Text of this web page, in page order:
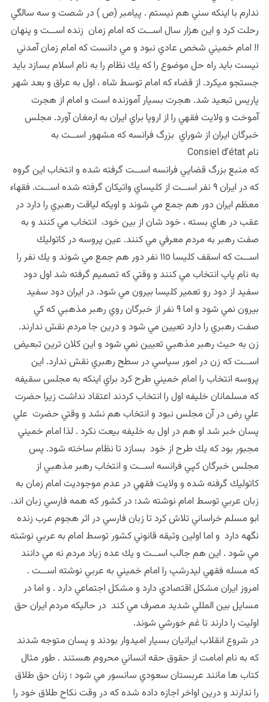
ندارم با اينكه سني هم نيستم . پيامبر (ص ) در شصت و سه سالگي
رحلت كرد و اين هزار سال اســت كه امام زمان زنده اســت و پنهان
!! امام خميني شخص عادي نبود و مي دانست كه امام زمان آمدني
نيست بايد راه حل موضوع را كه يك نظام را به نام اسلام بسازد بايد
جستجو ميكرد. از قضاء كه امام توسط شاه ، اول به عراق و بعد شهر
پاريس تبعيد شد. هجرت بسيار آموزنده است و امام از هجرت
آموخت و ولايت فقهي را از اروپا براي ايران به ارمغان آورد. مجلس
خبرگان ايران از شوراي بزرگ فرانسه كه مشهور اســت به
نام Consiel d’état
كه منبع بزرگ قضايي فرانسه اســت گرفته شده و انتخاب اين گروه
كه در ايران ٩ نفر اســت از كليساي واتيكان گرفته شده اســت. فقهاء
معظم ايران دور هم جمع مي شوند و اويكه لياقت رهبري را دارد در
عقب در هاي بسته ، خود شان از بين خود، انتخاب مي كنند و به
صفت رهبر به مردم معرفي مي كنند. عين پروسه در كاتوليك
اســت كه اسقف كليسا ١١٥ نفر دور هم جمع مي شوند و يك نفر را
به نام پاپ انتخاب مي كنند و وقتي كه تصميم گرفته شد اول دود
سفيد از دود رو تعمير كليسا بيرون مي شود. در ايران دود سفيد
بيرون نمي شود و اما ٩ نفر از خبرگان روي رهبر مذهبي كه كي
صفت رهبري را دارد تعيين مي شود و درين جا مردم نقش ندارند.
زن به حيث رهبر مذهبي تعيين نمي شود و اين كلان ترين تبعيض
اســت كه زن در امور سياسي در سطح رهبري نقش ندارد. اين
پروسه انتخاب را امام خميني طرح كرد براي اينكه به مجلس سقيفه
كه مسلمانان خليفه اول را انتخاب كردند اعتقاد نداشت زيرا حضرت
علي رض در آن مجلس نبود و انتخاب هم نشد و وقتي حضرت علي
پسان خبر شد او هم در اول به خليفه بيعت نكرد . لذا امام خميني
مجبور بود كه يك طرح از خود بسازد تا نظام ساخته شود. پس
مجلس خبرگان كپي فرانسه اســت و انتخاب رهبر مذهبي از
كاتوليك گرفنه شده و ولايت فقهي در عدم موجوديت امام زمان به
زبان عربي توسط امام نوشته شد؛ در كشور كه همه فارسي زبان اند.
ابو مسلم خراساني تلاش كرد تا زبان فارسي در اثر هجوم عرب زنده
نگهه دارد و اما اولين وثيقه قانوني كشور توسط امام به عربي نوشته
مي شود . اين هم جالب اســت و يك عده زياد مردم نه مي دانند
كه مسله فقهي ليدرشپ را امام خميني به عربي نوشته اســت .
امروز ايران مشكل اقتصادي دارد و مشكل اجتماعي دارد . و اما در
مسايل بين المللي شديد مصرف مي كند در حاليكه مردم ايران حق
اوليت را دارند تا غم خورشي شوند.
در شروع انقلاب ايرانيان بسيار اميدوار بودند و پسان متوجه شدند
كه به نام امامت از حقوق حقه انساني محروم هستند . طور مثال
كتاب ها مانند عربستان سعودي سانسور مي شود ؛ زنان حق طلاق
را ندارند و درين اواخر اجازه داده شده كه در وقت نكاح طلاق خود را